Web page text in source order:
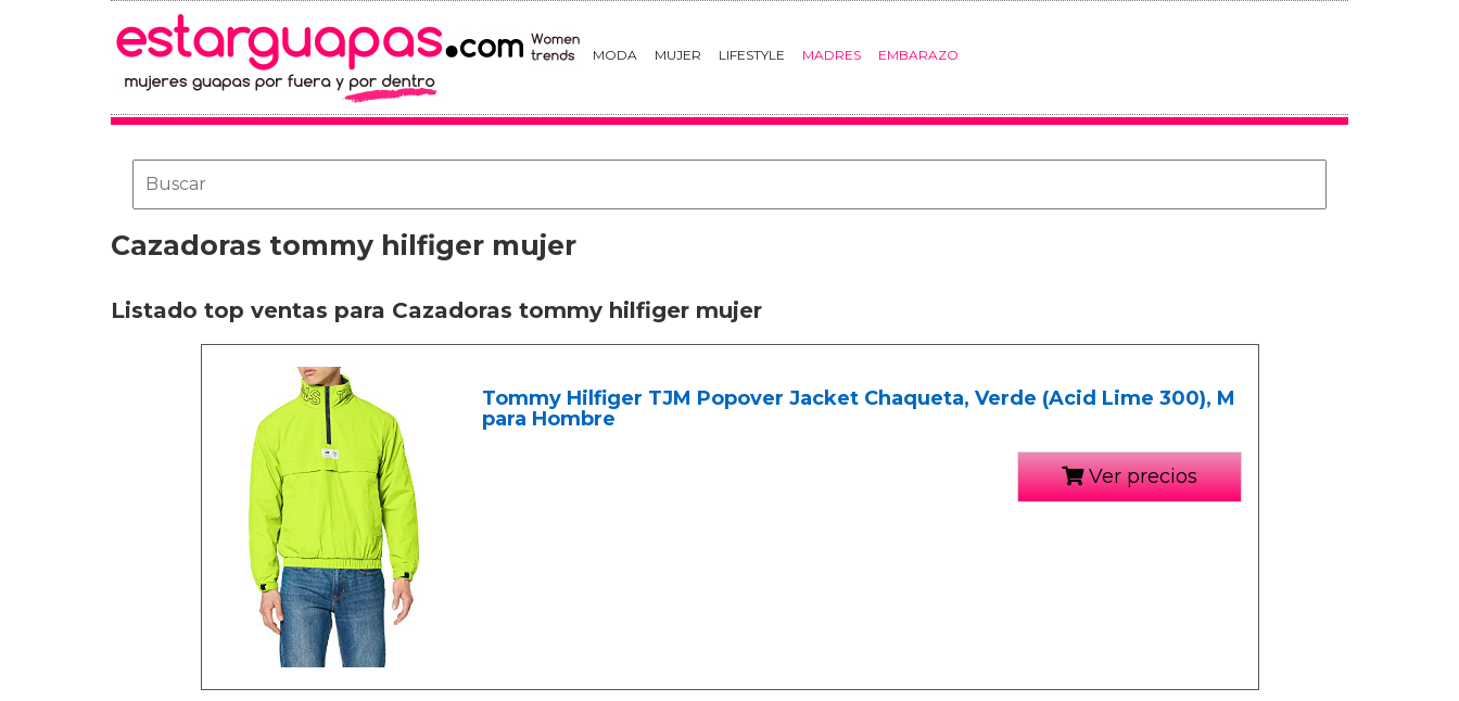
MODA MUJER LIFESTYLE MADRES EMBARAZO
Cazadoras tommy hilfiger mujer
Listado top ventas para Cazadoras tommy hilfiger mujer
Tommy Hilfiger TJM Popover Jacket Chaqueta, Verde (Acid Lime 300), M
para Hombre
Ver precios